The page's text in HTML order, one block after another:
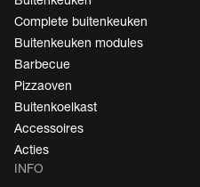
Complete buitenkeuken
Buitenkeuken modules
Barbecue
Pizzaoven
Buitenkoelkast
Accessoires
Acties
INFO